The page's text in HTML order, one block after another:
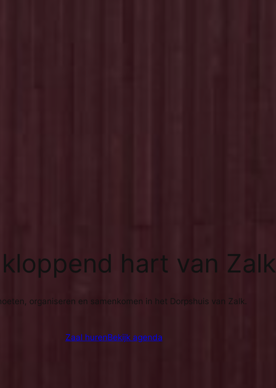
hart van Zalk
organiseren en samenkomen in het Dorpshuis van Zalk.
Zaal hurenBekijk agenda